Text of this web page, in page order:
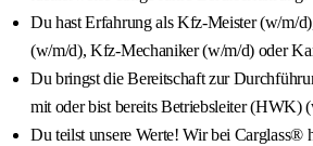
Du hast Erfahrung als Kfz-Meister (w/m/
(w/m/d), Kfz-Mechaniker (w/m/d) oder
Du bringst die Bereitschaft zur
mit oder bist bereits Betriebsleiter (HWK)
Du teilst unsere Werte! Wir bei Carglass®